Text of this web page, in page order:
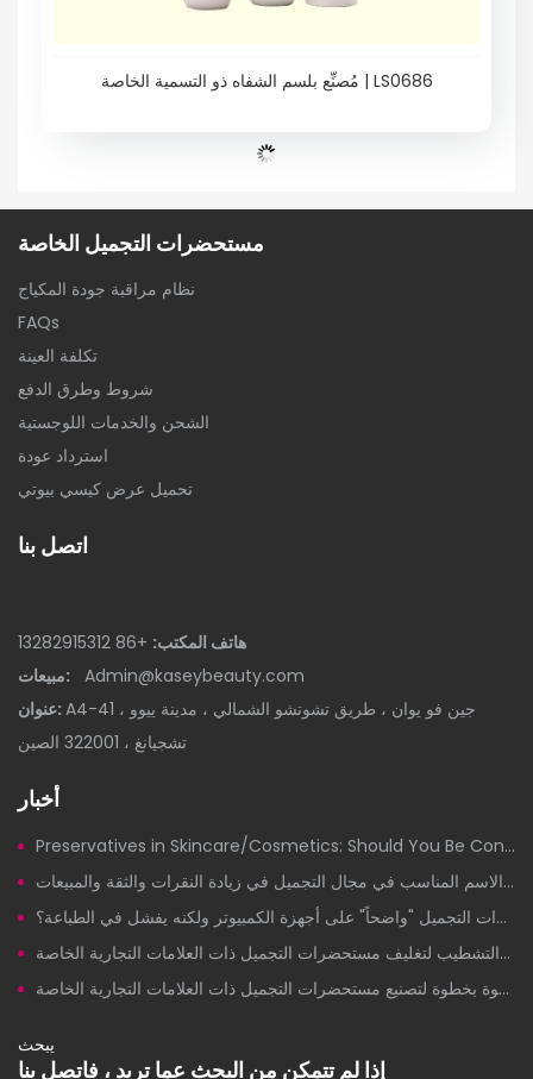
مُصنِّع بلسم الشفاه ذو التسمية الخاصة | LS0686
مستحضرات التجميل الخاصة
نظام مراقبة جودة المكياج
FAQs
تكلفة العينة
شروط وطرق الدفع
الشحن والخدمات اللوجستية
استرداد عودة
تحميل عرض كيسي بيوتي
اتصل بنا
هاتف المكتب: +86 13282915312
مبيعات: Admin@kaseybeauty.com
عنوان:A4-41 جين فو يوان ، طريق تشوتشو الشمالي ، مدينة ييوو ،
تشجيانغ ، 322001 الصين
أخبار
Preservatives in Skincare/Cosmetics: Should You Be Concerned?
قوة تسمية المنتجات: كيف يُسهم الاسم المناسب في مجال التجميل في زيادة النقرات والثقة والمبيعات
لماذا يبدو تصميم علبة مستحضرات التجميل "واضحاً" على أجهزة الكمبيوتر ولكنه يفشل في الطباعة؟
جودة يمكنك الوثوق بها: تدقيق مصنع خطوة بخطوة لتصنيع مستحضرات التجميل ذات العلامات التجارية الخاصة
يبحث
إذا لم تتمكن من البحث عما تريد ، فاتصل بنا